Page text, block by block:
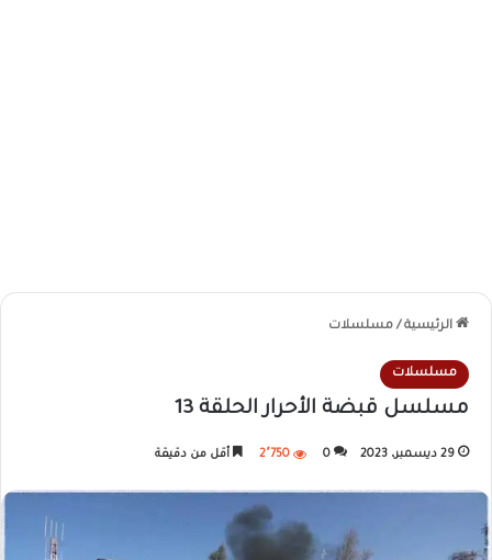
الرئيسية / مسلسلات
مسلسلات
مسلسل قبضة الأحرار الحلقة 13
29 ديسمبر، 2023 0 2٬750 أقل من دقيقة